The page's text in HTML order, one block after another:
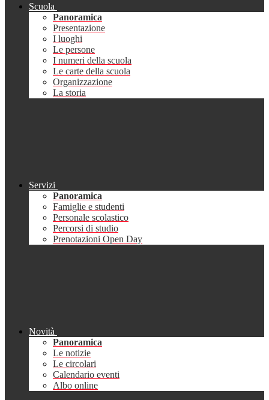
Scuola
Panoramica
Presentazione
I luoghi
Le persone
I numeri della scuola
Le carte della scuola
Organizzazione
La storia
Servizi
Panoramica
Famiglie e studenti
Personale scolastico
Percorsi di studio
Prenotazioni Open Day
Novità
Panoramica
Le notizie
Le circolari
Calendario eventi
Albo online